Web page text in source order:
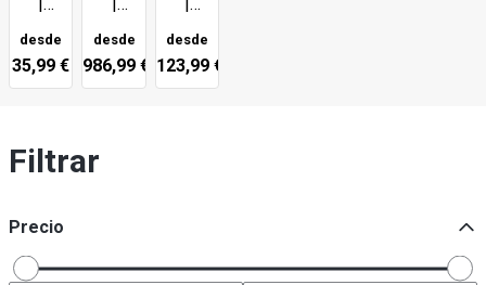
Cafetera
desde
35,99 €
Teteras
y
teteras
desde
986,99 €
Tostadora
desde
123,99 €
Filtrar
Precio